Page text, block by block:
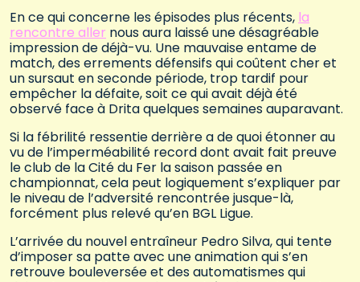
En ce qui concerne les épisodes plus récents, la
rencontre aller nous aura laissé une désagréable
impression de déjà-vu. Une mauvaise entame de
match, des errements défensifs qui coûtent cher et
un sursaut en seconde période, trop tardif pour
empêcher la défaite, soit ce qui avait déjà été
observé face à Drita quelques semaines auparavant.
Si la fébrilité ressentie derrière a de quoi étonner au
vu de l’imperméabilité record dont avait fait preuve
le club de la Cité du Fer la saison passée en
championnat, cela peut logiquement s’expliquer par
le niveau de l’adversité rencontrée jusque-là,
forcément plus relevé qu’en BGL Ligue.
L’arrivée du nouvel entraîneur Pedro Silva, qui tente
d’imposer sa patte avec une animation qui s’en
retrouve bouleversée et des automatismes qui